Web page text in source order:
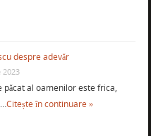
despre adevăr
2023
păcat al oamenilor este frica,
Citește în continuare »